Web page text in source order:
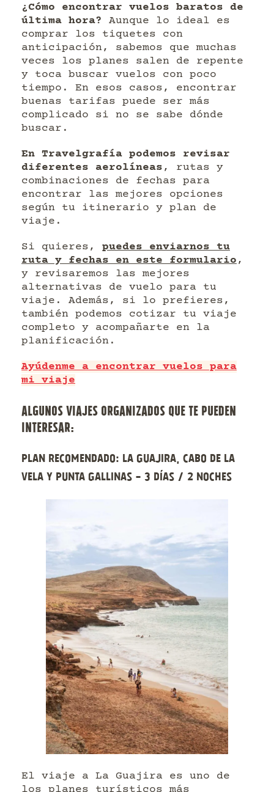
¿Cómo encontrar vuelos baratos de
última hora? Aunque lo ideal es
comprar los tiquetes con
anticipación, sabemos que muchas
veces los planes salen de repente
y toca buscar vuelos con poco
tiempo. En esos casos, encontrar
buenas tarifas puede ser más
complicado si no se sabe dónde
buscar.
En Travelgrafía podemos revisar
diferentes aerolíneas , rutas y
combinaciones de fechas para
encontrar las mejores opciones
según tu itinerario y plan de
viaje.
Si quieres, puedes enviarnos tu
ruta y fechas en este formulario ,
y revisaremos las mejores
alternativas de vuelo para tu
viaje. Además, si lo prefieres,
también podemos cotizar tu viaje
completo y acompañarte en la
planificación.
Ayúdenme a encontrar vuelos para
mi viaje
ALGUNOS VIAJES ORGANIZADOS QUE TE PUEDEN
INTERESAR:
Plan recomendado: La Guajira, Cabo de la
Vela y Punta Gallinas - 3 días / 2 noches
El viaje a La Guajira es uno de
los planes turísticos más